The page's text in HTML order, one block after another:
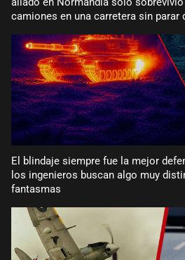
camiones en una carretera sin parar
El blindaje siempre fue la mejor
los ingenieros buscan algo muy
fantasmas